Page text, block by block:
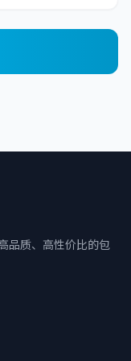
品质、高性价比的包